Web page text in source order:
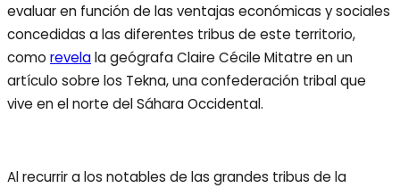
evaluar en función de las ventajas económicas y sociales
concedidas a las diferentes tribus de este territorio,
como revelala geógrafa Claire Cécile Mitatre en un
artículo sobre los Tekna, una confederación tribal que
vive en el norte del Sáhara Occidental.
Al recurrir a los notables de las grandes tribus de la